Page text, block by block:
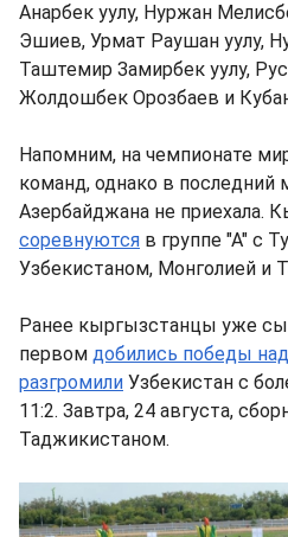
Анарбек уулу, Нуржан
Эшиев, Урмат Раушан уулу,
Таштемир Замирбек уулу,
Жолдошбек Орозбаев и
Напомним, на чемпионате
команд, однако в последний
Азербайджана не приехала.
соревнуются в группе "А" с
Узбекистаном, Монголией и
Ранее кыргызстанцы уже
первом добились победы
разгромили Узбекистан с
11:2. Завтра, 24 августа,
Таджикистаном.